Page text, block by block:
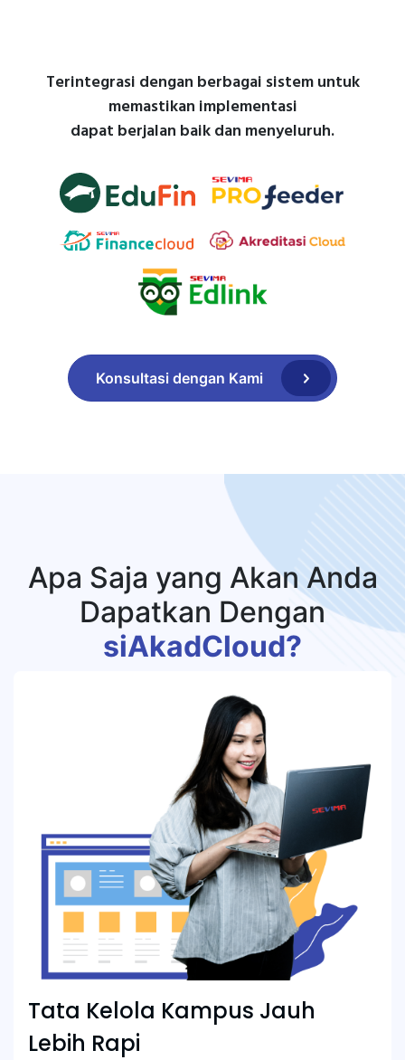
Terintegrasi dengan berbagai sistem untuk
memastikan implementasi
dapat berjalan baik dan menyeluruh.
Konsultasi dengan Kami
Apa Saja yang Akan Anda
Dapatkan Dengan
siAkadCloud?
Tata Kelola Kampus Jauh
Lebih Rapi